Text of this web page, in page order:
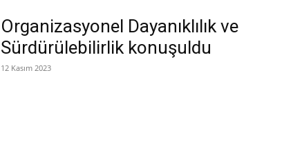
Organizasyonel Dayanıklılık ve
Sürdürülebilirlik konuşuldu
12 Kasım 2023